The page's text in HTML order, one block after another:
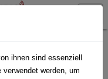
ihnen sind essenziell
werden, um